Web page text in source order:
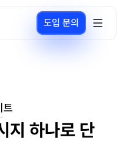
도입 문의
트
지 하나로 단